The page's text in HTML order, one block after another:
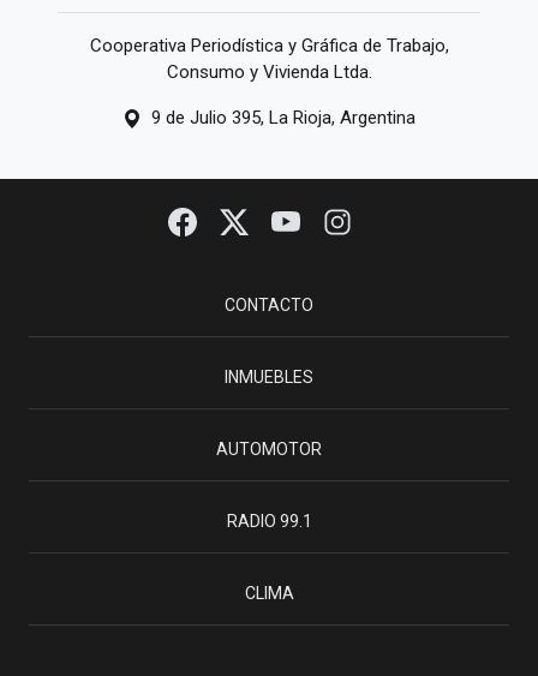
Cooperativa Periodística y Gráfica de Trabajo,
Consumo y Vivienda Ltda.
9 de Julio 395, La Rioja, Argentina
CONTACTO
INMUEBLES
AUTOMOTOR
RADIO 99.1
CLIMA